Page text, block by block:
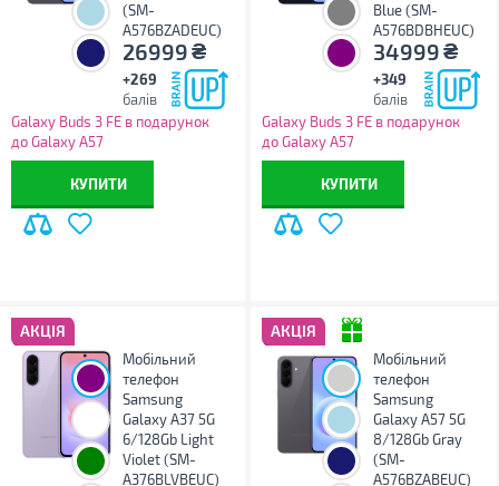
(SM-
A576BZADEUC)
26999₴
+269
балів
Galaxy Buds 3 FE в подарунок
до Galaxy A57
КУПИТИ
Blue (SM-
A576BDBHEUC)
34999₴
+349
балів
Galaxy Buds 3 FE в подарунок
до Galaxy A57
КУПИТИ
АКЦІЯ
Мобільний
телефон
Samsung
Galaxy A37 5G
6/128Gb Light
Violet (SM-
A376BLVBEUC)
АКЦІЯ
Мобільний
телефон
Samsung
Galaxy A57 5G
8/128Gb Gray
(SM-
A576BZABEUC)